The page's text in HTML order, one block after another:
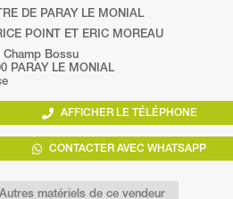
DE PARAY LE MONIAL
POINT ET ERIC MOREAU
Champ Bossu
PARAY LE MONIAL
AFFICHER LE TÉLÉPHONE
CONTACTER AVEC WHATSAPP
matériels de ce vendeur